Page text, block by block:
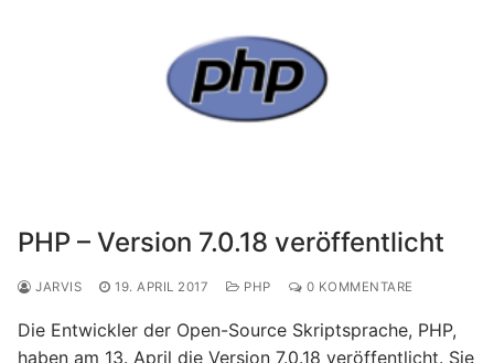
PHP – Version 7.0.18 veröffentlicht
JARVIS 19. APRIL 2017 PHP 0 KOMMENTARE
Die Entwickler der Open-Source Skriptsprache, PHP,
haben am 13. April die Version 7.0.18 veröffentlicht. Sie